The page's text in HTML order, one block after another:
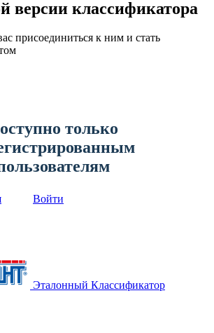
версии классификатора
присоединиться к ним и стать
только
Войти
Эталонный Классификатор